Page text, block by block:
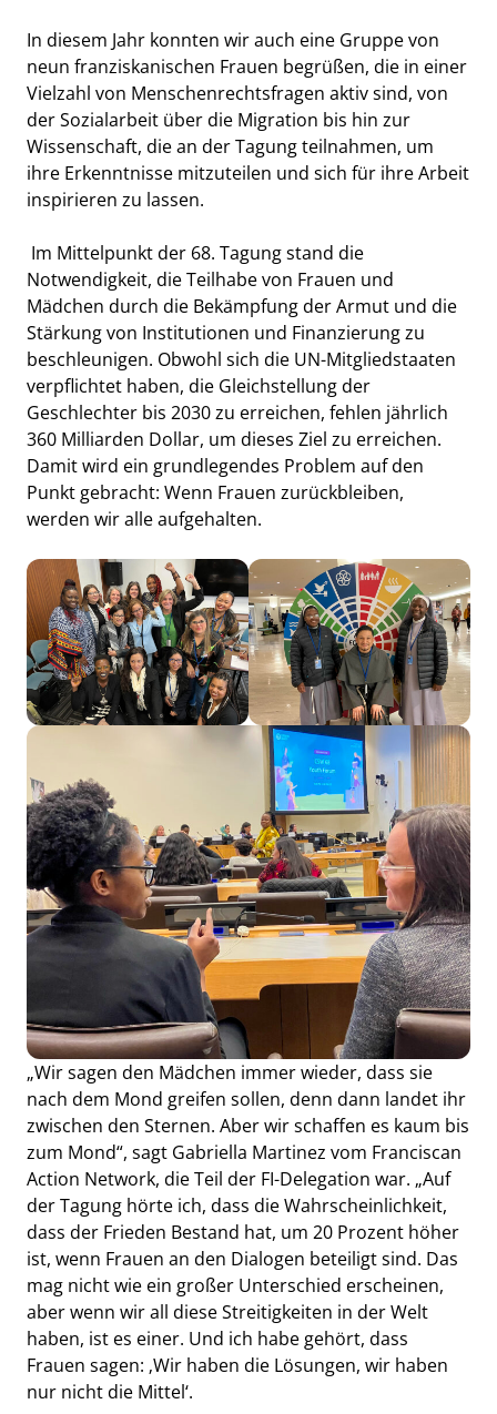
In diesem Jahr konnten wir auch eine Gruppe von
neun franziskanischen Frauen begrüßen, die in einer
Vielzahl von Menschenrechtsfragen aktiv sind, von
der Sozialarbeit über die Migration bis hin zur
Wissenschaft, die an der Tagung teilnahmen, um
ihre Erkenntnisse mitzuteilen und sich für ihre Arbeit
inspirieren zu lassen.
Im Mittelpunkt der 68. Tagung stand die
Notwendigkeit, die Teilhabe von Frauen und
Mädchen durch die Bekämpfung der Armut und die
Stärkung von Institutionen und Finanzierung zu
beschleunigen. Obwohl sich die UN-Mitgliedstaaten
verpflichtet haben, die Gleichstellung der
Geschlechter bis 2030 zu erreichen, fehlen jährlich
360 Milliarden Dollar, um dieses Ziel zu erreichen.
Damit wird ein grundlegendes Problem auf den
Punkt gebracht: Wenn Frauen zurückbleiben,
werden wir alle aufgehalten.
„Wir sagen den Mädchen immer wieder, dass sie
nach dem Mond greifen sollen, denn dann landet ihr
zwischen den Sternen. Aber wir schaffen es kaum bis
zum Mond“, sagt Gabriella Martinez vom Franciscan
Action Network, die Teil der FI-Delegation war. „Auf
der Tagung hörte ich, dass die Wahrscheinlichkeit,
dass der Frieden Bestand hat, um 20 Prozent höher
ist, wenn Frauen an den Dialogen beteiligt sind. Das
mag nicht wie ein großer Unterschied erscheinen,
aber wenn wir all diese Streitigkeiten in der Welt
haben, ist es einer. Und ich habe gehört, dass
Frauen sagen: ‚Wir haben die Lösungen, wir haben
nur nicht die Mittel‘.